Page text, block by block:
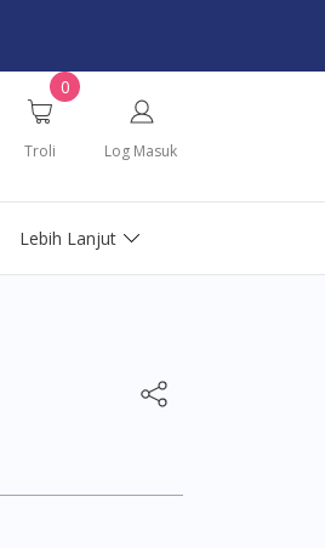
0
Troli Log Masuk
Lebih Lanjut